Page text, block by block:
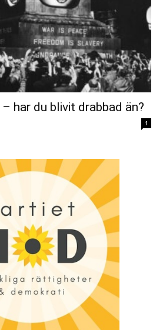
har du blivit drabbad än?
1